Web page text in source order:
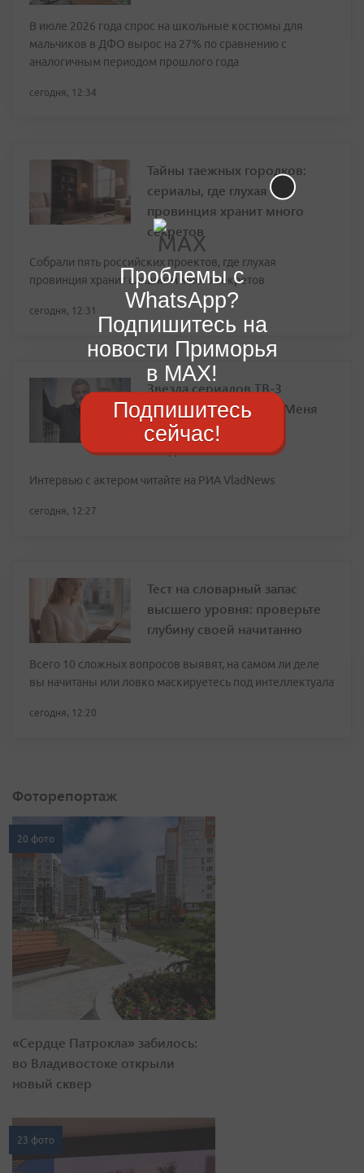
В июле 2026 года спрос на школьные костюмы для
мальчиков в ДФО вырос на 27% по сравнению с
аналогичным периодом прошлого года
сегодня, 12:34
Тайны таежных городков:
сериалы, где глухая
провинция хранит много
секретов
Собрали пять российских проектов, где глухая
провинция хранит слишком много секретов
сегодня, 12:31
Звезда сериалов ТВ-3
Владимир Капустин: «Меня
всегда тянуло во
Владивосток»
Интервью с актером читайте на РИА VladNews
сегодня, 12:27
Тест на словарный запас
высшего уровня: проверьте
глубину своей начитанно
Всего 10 сложных вопросов выявят, на самом ли деле
вы начитаны или ловко маскируетесь под интеллектуала
сегодня, 12:20
Фоторепортаж
20 фото
«Сердце Патрокла» забилось:
во Владивостоке открыли
новый сквер
23 фото
Проблемы с
WhatsApp?
Подпишитесь на
новости Приморья
в MAX!
Подпишитесь
сейчас!